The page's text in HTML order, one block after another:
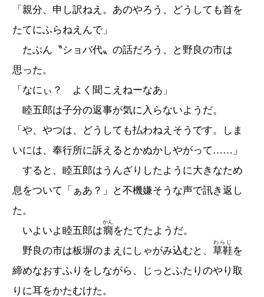
「親分、申し訳ねえ。あのやろう、どうしても首を
たてにふらねえんで」
たぶん〝ショバ代〟の話だろう、と野良の市は
思った。
「なにぃ？ よく聞こえねーなあ」
睦五郎は子分の返事が気に入らないようだ。
「や、やつは、どうしても払わねえそうです。しま
いには、奉行所に訴えるとかぬかしやがって……」
すると、睦五郎はうんざりしたように大きなため
息をついて「ぁあ？」と不機嫌そうな声で訊き返し
た。
いよいよ睦五郎は癇
かん
をたてたようだ。
野良の市は板塀のまえにしゃがみ込むと、 草鞋
わらじ
を
締めなおすふりをしながら、じっとふたりのやり取
りに耳をかたむけた。